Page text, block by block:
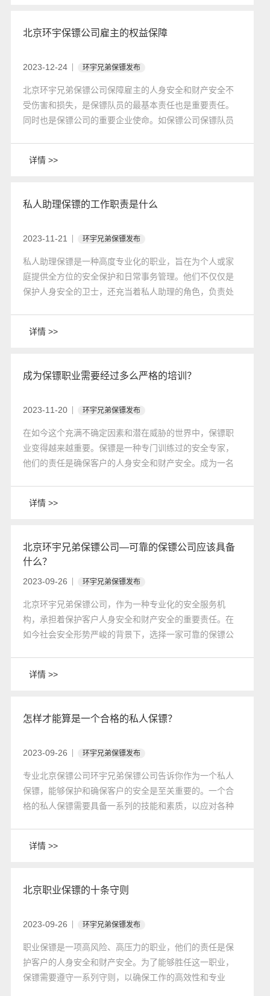
北京环宇保镖公司雇主的权益保障
2023-12-24 环宇兄弟保镖发布
​北京环宇兄弟保镖公司保障雇主的人身安全和财产安全不
受伤害和损失，是保镖队员的最基本责任也是重要责任。
同时也是保镖公司的重要企业使命。如保镖公司保镖队员
详情 >>
私人助理保镖的工作职责是什么
2023-11-21 环宇兄弟保镖发布
私人助理保镖是一种高度专业化的职业，旨在为个人或家
庭提供全方位的安全保护和日常事务管理。他们不仅仅是
保护人身安全的卫士，还充当着私人助理的角色，负责处
详情 >>
成为保镖职业需要经过多么严格的培训？
2023-11-20 环宇兄弟保镖发布
在如今这个充满不确定因素和潜在威胁的世界中，保镖职
业变得越来越重要。保镖是一种专门训练过的安全专家，
他们的责任是确保客户的人身安全和财产安全。成为一名
详情 >>
北京环宇兄弟保镖公司—可靠的保镖公司应该具备
什么？
2023-09-26 环宇兄弟保镖发布
北京环宇兄弟保镖公司，作为一种专业化的安全服务机
构，承担着保护客户人身安全和财产安全的重要责任。在
如今社会安全形势严峻的背景下，选择一家可靠的保镖公
详情 >>
怎样才能算是一个合格的私人保镖？
2023-09-26 环宇兄弟保镖发布
专业北京保镖公司环宇兄弟保镖公司告诉你作为一个私人
保镖，能够保护和确保客户的安全是至关重要的。一个合
格的私人保镖需要具备一系列的技能和素质，以应对各种
详情 >>
北京职业保镖的十条守则
2023-09-26 环宇兄弟保镖发布
职业保镖是一项高风险、高压力的职业，他们的责任是保
护客户的人身安全和财产安全。为了能够胜任这一职业，
保镖需要遵守一系列守则，以确保工作的高效性和专业